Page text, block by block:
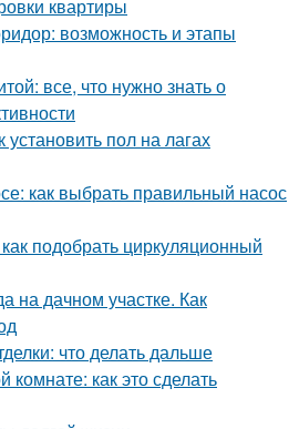
квартиры
возможность и этапы
все, что нужно знать о
пол на лагах
как выбрать правильный насос
подобрать циркуляционный
на дачном участке. Как
что делать дальше
комнате: как это сделать